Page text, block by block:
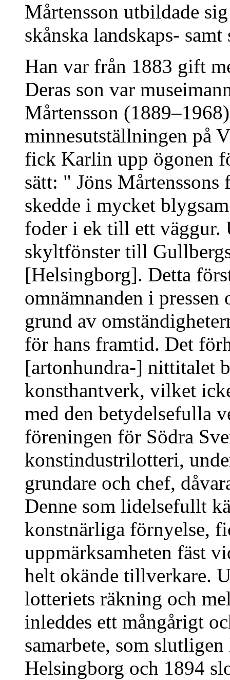
Mårtensson utbildade
skånska landskaps- samt
Han var från 1883 gift
Deras son var
Mårtensson
minnesutställningen på
fick Karlin upp ögonen
sätt: " Jöns
skedde i mycket
foder i ek till ett väggur.
skyltfönster till
[Helsingborg]. Detta
omnämnanden i
grund av
för hans framtid. Det
[artonhundra-] nittitalet
konsthantverk, vilket
med den betydelsefulla
föreningen för Södra
konstindustrilotteri,
grundare och chef,
Denne som lidelsefullt
konstnärliga förnyelse,
uppmärksamheten fäst
helt okände tillverkare.
lotteriets räkning och
inleddes ett mångårigt
samarbete, som
Helsingborg och 1894